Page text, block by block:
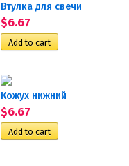
Втулка для свечи
$6.67
Кожух нижний
$6.67